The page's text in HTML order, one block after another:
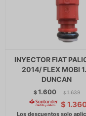
INYECTOR FIAT
2014/ FLEX MOBI
DUNCAN
$1.600 $ 1.639
$